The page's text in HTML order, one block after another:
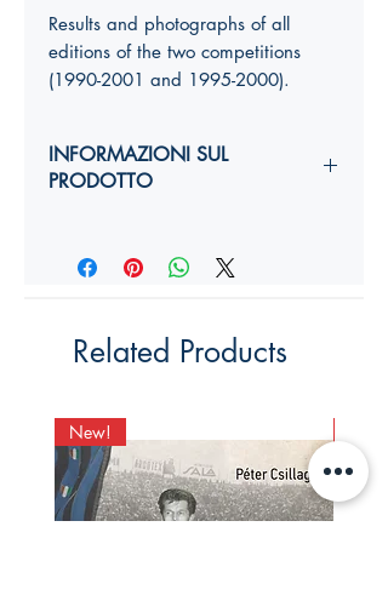
Results and photographs of all
editions of the two competitions
(1990-2001 and 1995-2000).
INFORMAZIONI SUL
PRODOTTO
Anno di edizione:
Formato copertina:
costola): YY,Y x YY,Y x Ycm
Related Products
New!